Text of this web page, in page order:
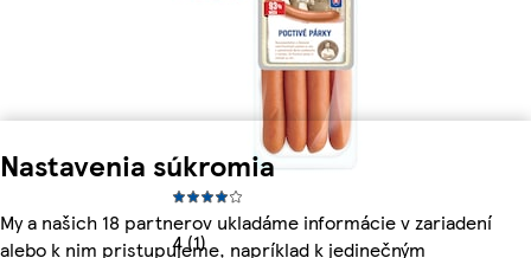
Nastavenia súkromia
My a našich 18 partnerov ukladáme informácie v zariadení
alebo k nim pristupujeme, napríklad k jedinečným
4 (1)